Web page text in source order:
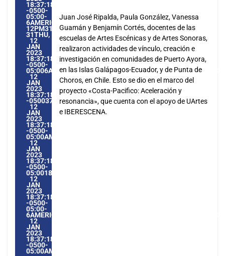
18:37:18
-0500-
05:00-
6AMERICA/GUAYAQUIL3131AMERICA/GUAYAQUIL202331
12PM31PM-
31THU,
12
JAN
2023
18:37:18
-0500-
05:006AMERICA/GUAYAQUIL3131AMERICA/
12
JAN
2023
18:37:18
-0500376371PMTHURSDAY=1009#!31THU,
12
JAN
2023
18:37:18
-0500-
05:00AMERICA/GUAYAQUIL1#JAN#!31THU,
12
JAN
2023
18:37:18
-0500-
05:001831#/31THU,
12
JAN
2023
18:37:18
-0500-
05:00-
6AMERICA/GUAYAQUIL3131AMERICA/
12
JAN
2023
18:37:18
-0500-
05:00AMERICA/GUAYAQUIL1#
Juan José Ripalda, Paula González, Vanessa
Guamán y Benjamín Cortés, docentes de las
escuelas de Artes Escénicas y de Artes Sonoras,
realizaron actividades de vínculo, creación e
investigación en comunidades de Puerto Ayora,
en las Islas Galápagos-Ecuador, y de Punta de
Choros, en Chile. Esto se dio en el marco del
proyecto «Costa-Pacifico: Aceleración y
resonancia», que cuenta con el apoyo de UArtes
e IBERESCENA.